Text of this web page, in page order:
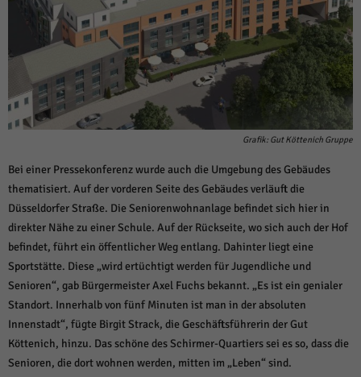
Grafik: Gut Köttenich Gruppe
Bei einer Pressekonferenz wurde auch die Umgebung des Gebäudes
thematisiert. Auf der vorderen Seite des Gebäudes verläuft die
Düsseldorfer Straße. Die Seniorenwohnanlage befindet sich hier in
direkter Nähe zu einer Schule. Auf der Rückseite, wo sich auch der Hof
befindet, führt ein öffentlicher Weg entlang. Dahinter liegt eine
Sportstätte. Diese „wird ertüchtigt werden für Jugendliche und
Senioren“, gab Bürgermeister Axel Fuchs bekannt. „Es ist ein genialer
Standort. Innerhalb von fünf Minuten ist man in der absoluten
Innenstadt“, fügte Birgit Strack, die Geschäftsführerin der Gut
Köttenich, hinzu. Das schöne des Schirmer-Quartiers sei es so, dass die
Senioren, die dort wohnen werden, mitten im „Leben“ sind.